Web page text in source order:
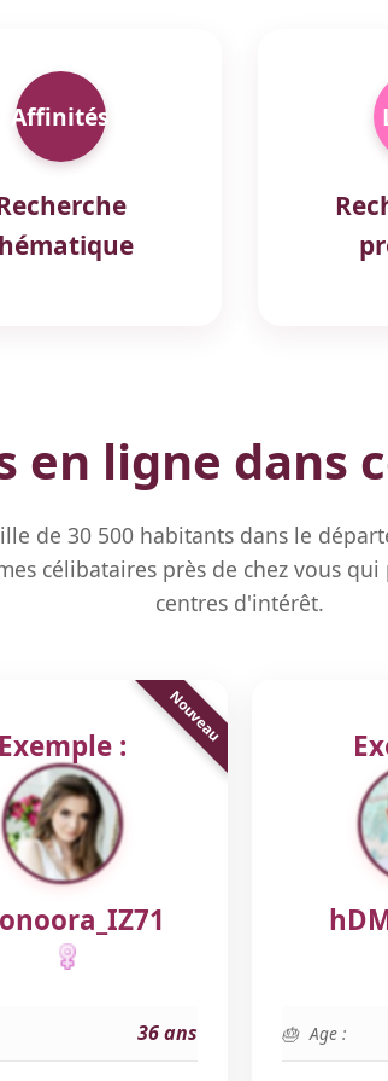
Affinités
en ligne dans
de 30 500 habitants dans le
célibataires près de chez vous
centres d'intérêt.
Exemple :
36 ans Age :